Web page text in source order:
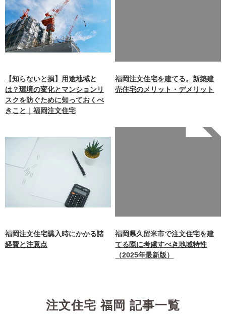
【知らないと損】用途地域と
は？環境の変化とマンションリ
スクを防ぐために知っておくべ
きこと｜福岡注文住宅
content/themes/nagasaki/f
unctions.phpon line87
福岡注文住宅を建てる。新築建
売住宅のメリット・デメリット
福岡注文住宅購入時にかかる諸
経費と注意点
content/themes/nagasaki/f
unctions.phpon line87
福岡県久留米市で注文住宅を建
てる際に考慮すべき地域特性
（2025年最新版）
注文住宅 福岡 記事一覧